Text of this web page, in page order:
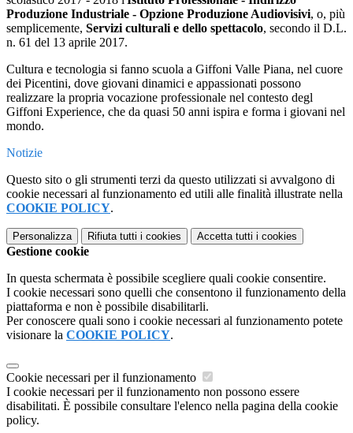
Produzione Industriale - Opzione Produzione Audiovisivi, o, più
semplicemente, Servizi culturali e dello spettacolo, secondo il D.L.
n. 61 del 13 aprile 2017.
Cultura e tecnologia si fanno scuola a Giffoni Valle Piana, nel cuore
dei Picentini, dove giovani dinamici e appassionati possono
realizzare la propria vocazione professionale nel contesto degl
Giffoni Experience, che da quasi 50 anni ispira e forma i giovani nel
mondo.
Notizie
Questo sito o gli strumenti terzi da questo utilizzati si avvalgono di
cookie necessari al funzionamento ed utili alle finalità illustrate nella
COOKIE POLICY.
Personalizza Rifiuta tutti i cookies Accetta tutti i cookies
Gestione cookie
In questa schermata è possibile scegliere quali cookie consentire.
I cookie necessari sono quelli che consentono il funzionamento della
piattaforma e non è possibile disabilitarli.
Per conoscere quali sono i cookie necessari al funzionamento potete
visionare la COOKIE POLICY.
Cookie necessari per il funzionamento
I cookie necessari per il funzionamento non possono essere
disabilitati. È possibile consultare l'elenco nella pagina della cookie
policy.